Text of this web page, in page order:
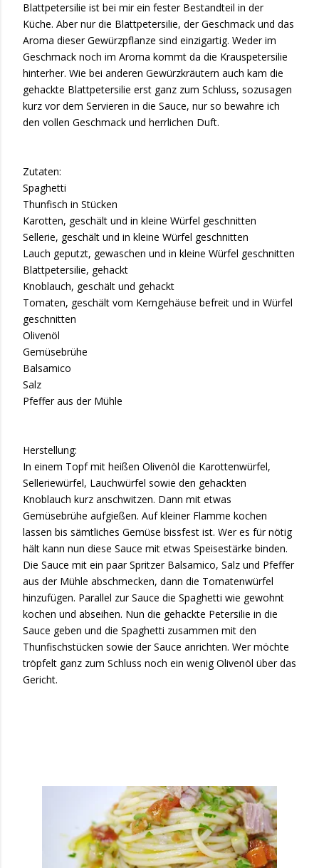
Blattpetersilie ist bei mir ein fester Bestandteil in der
Küche. Aber nur die Blattpetersilie, der Geschmack und das
Aroma dieser Gewürzpflanze sind einzigartig. Weder im
Geschmack noch im Aroma kommt da die Krauspetersilie
hinterher. Wie bei anderen Gewürzkräutern auch kam die
gehackte Blattpetersilie erst ganz zum Schluss, sozusagen
kurz vor dem Servieren in die Sauce, nur so bewahre ich
den vollen Geschmack und herrlichen Duft.
Zutaten:
Spaghetti
Thunfisch in Stücken
Karotten, geschält und in kleine Würfel geschnitten
Sellerie, geschält und in kleine Würfel geschnitten
Lauch geputzt, gewaschen und in kleine Würfel geschnitten
Blattpetersilie, gehackt
Knoblauch, geschält und gehackt
Tomaten, geschält vom Kerngehäuse befreit und in Würfel
geschnitten
Olivenöl
Gemüsebrühe
Balsamico
Salz
Pfeffer aus der Mühle
Herstellung:
In einem Topf mit heißen Olivenöl die Karottenwürfel,
Selleriewürfel, Lauchwürfel sowie den gehackten
Knoblauch kurz anschwitzen. Dann mit etwas
Gemüsebrühe aufgießen. Auf kleiner Flamme kochen
lassen bis sämtliches Gemüse bissfest ist. Wer es für nötig
hält kann nun diese Sauce mit etwas Speisestärke binden.
Die Sauce mit ein paar Spritzer Balsamico, Salz und Pfeffer
aus der Mühle abschmecken, dann die Tomatenwürfel
hinzufügen. Parallel zur Sauce die Spaghetti wie gewohnt
kochen und abseihen. Nun die gehackte Petersilie in die
Sauce geben und die Spaghetti zusammen mit den
Thunfischstücken sowie der Sauce anrichten. Wer möchte
tröpfelt ganz zum Schluss noch ein wenig Olivenöl über das
Gericht.